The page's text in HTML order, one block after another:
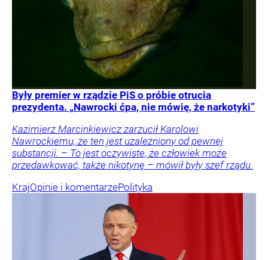
Były premier w rządzie PiS o próbie otrucia
prezydenta. „Nawrocki ćpa, nie mówię, że narkotyki”
Kazimierz Marcinkiewicz zarzucił Karolowi
Nawrockiemu, że ten jest uzależniony od pewnej
substancji. – To jest oczywiste, że człowiek może
przedawkować, także nikotynę – mówił były szef rządu.
KrajOpinie i komentarzePolityka